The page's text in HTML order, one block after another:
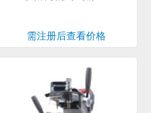
需注册后查看价格